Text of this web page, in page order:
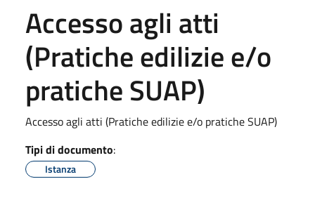
Accesso agli atti
(Pratiche edilizie e/o
pratiche SUAP)
Accesso agli atti (Pratiche edilizie e/o pratiche SUAP)
Tipi di documento:
Istanza